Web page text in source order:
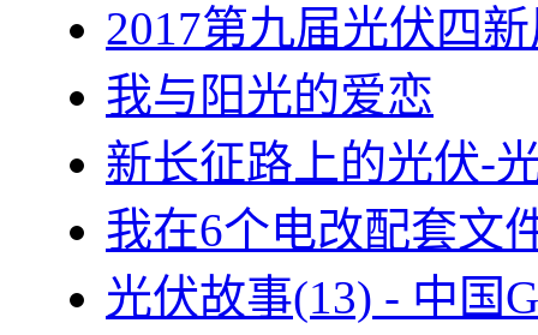
2017第九届光伏四
我与阳光的爱恋
新长征路上的光伏-
我在6个电改配套文
光伏故事(13) - 中国